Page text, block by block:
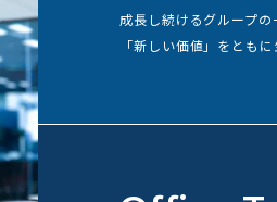
成⻑し続けるグループ
「新しい価値」をとも